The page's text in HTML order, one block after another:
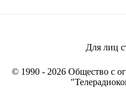
Для лиц
© 1990 - 2026 Общество с